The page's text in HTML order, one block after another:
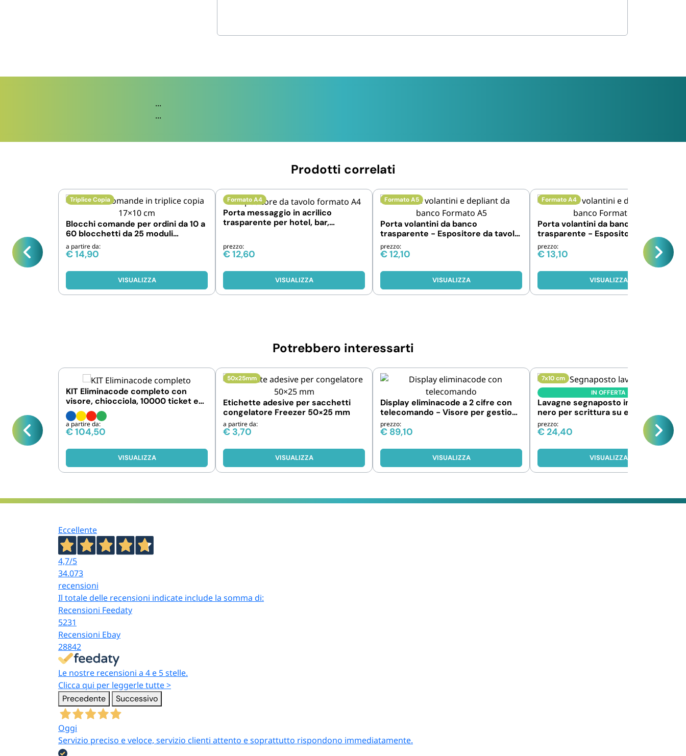
...
...
Prodotti correlati
Triplice Copia
Blocchi comande per ordini da 10 a
60 blocchetti da 25 moduli
cadauno 17x10 cm
a partire da:
€14,90
VISUALIZZA
Formato A4
Porta messaggio in acrilico
trasparente per hotel, bar,
prezzo:
€12,60
VISUALIZZA
Formato A5
Porta volantini da banco
trasparente - Espositore da tavolo
per brochure e flyer
prezzo:
€12,10
VISUALIZZA
Formato A4
Porta volantini da banco
trasparente - Espositore da tavolo
per brochure e flyer
prezzo:
€13,10
VISUALIZZA
Potrebbero interessarti
KIT Eliminacode completo con
visore, chiocciola, 10000 ticket e
telecomando
a partire da:
€104,50
VISUALIZZA
50x25mm
Etichette adesive per sacchetti
congelatore Freezer 50×25 mm
a partire da:
€ 3,70
VISUALIZZA
Display eliminacode a 2 cifre con
telecomando - Visore per gestione
delle code
prezzo:
€ 89,10
VISUALIZZA
IN OFFERTA
7x10 cm
Lavagne segnaposto in PVC Forex
nero per scrittura su entrambi i lati
- 6 Pezzi
prezzo:
€ 24,40 26,90 -9%
VISUALIZZA
Eccellente
4,7/5
34.073
recensioni
Il totale delle recensioni indicate include la somma di:
Recensioni Feedaty
5231
Recensioni Ebay
28842
Le nostre recensioni a 4 e 5 stelle.
Clicca qui per leggerle tutte >
Precedente Successivo
Oggi
Servizio preciso e veloce, servizio clienti attento e soprattutto rispondono immediatamente.